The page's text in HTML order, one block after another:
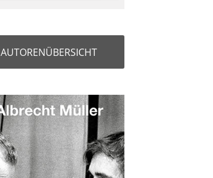
AUTORENÜBERSICHT